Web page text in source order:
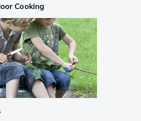
Cooking